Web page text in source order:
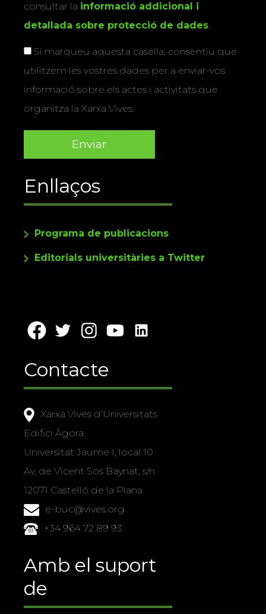
consultar la informació addicional i
detallada sobre protecció de dades.
Si marqueu aquesta casella, consentiu que
utilitzem les vostres dades per a enviar-vos
informació sobre els actes i activitats que
organitza la Xarxa Vives.
Enllaços
Programa de publicacions
Editorials universitàries a Twitter
Contacte
Xarxa Vives d'Universitats
Edifici Àgora
Universitat Jaume I, local 10
Av. de Vicent Sos Baynat, s/n
12071 Castelló de la Plana
e-buc@vives.org
+34 964 72 89 93
Amb el suport
de